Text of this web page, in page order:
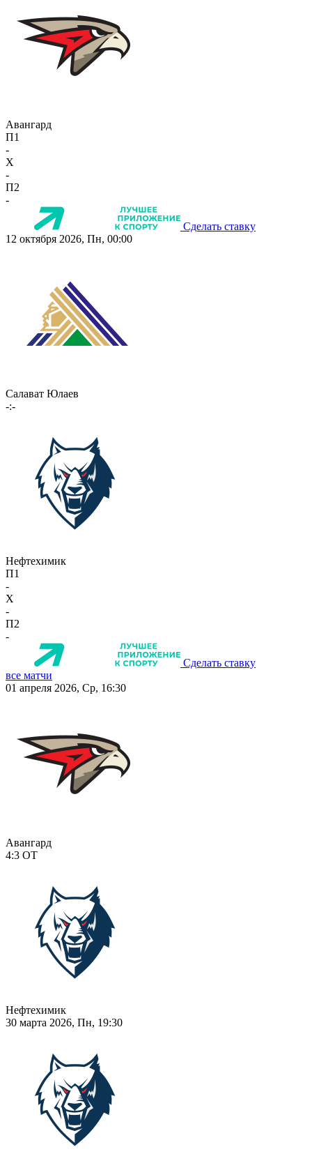
Авангард
П1
-
X
-
П2
-
Сделать ставку
12 октября 2026, Пн, 00:00
Салават Юлаев
-:-
Нефтехимик
П1
-
X
-
П2
-
Сделать ставку
все матчи
01 апреля 2026, Ср, 16:30
Авангард
4:3 ОТ
Нефтехимик
30 марта 2026, Пн, 19:30